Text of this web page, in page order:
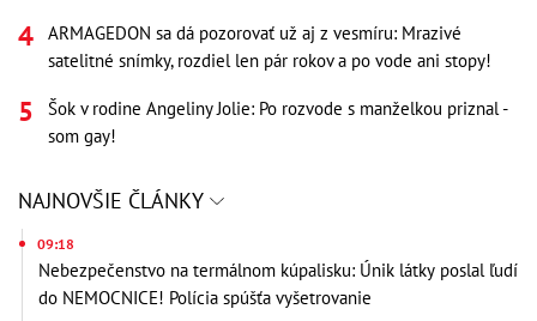
ARMAGEDON sa dá pozorovať už aj z vesmíru: Mrazivé
satelitné snímky, rozdiel len pár rokov a po vode ani stopy!
Šok v rodine Angeliny Jolie: Po rozvode s manželkou priznal -
som gay!
NAJNOVŠIE ČLÁNKY
09:18
Nebezpečenstvo na termálnom kúpalisku: Únik látky poslal ľudí
do NEMOCNICE! Polícia spúšťa vyšetrovanie